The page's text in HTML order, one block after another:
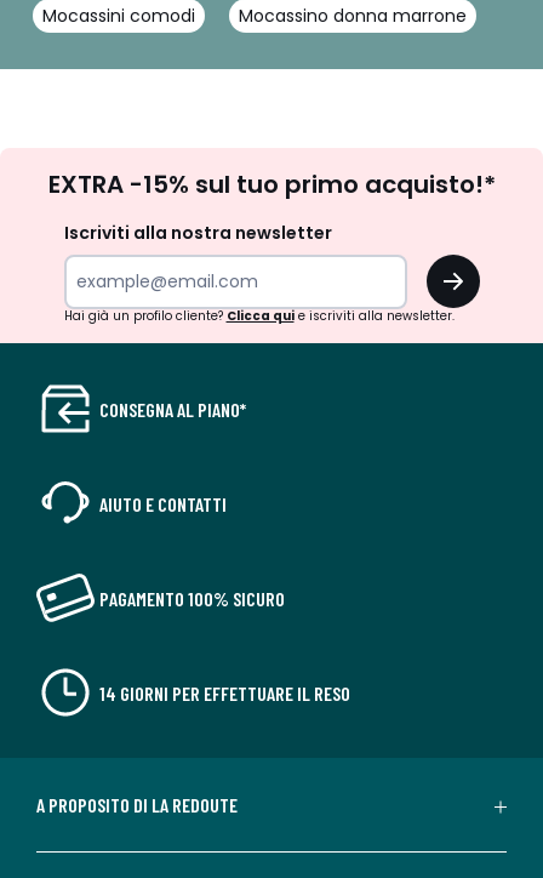
Mocassini comodi Mocassino donna marrone
newsletter
EXTRA -15% sul tuo primo acquisto!*
Iscriviti alla nostra newsletter
OK
Hai già un profilo cliente? Clicca quie iscriviti alla newsletter.
CONSEGNA AL PIANO*
AIUTO E CONTATTI
PAGAMENTO 100% SICURO
14 GIORNI PER EFFETTUARE IL RESO
A PROPOSITO DI LA REDOUTE